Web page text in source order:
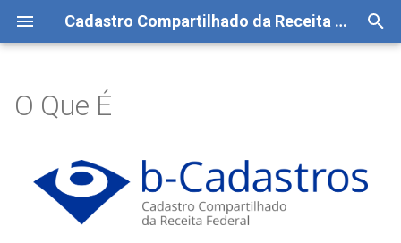
Cadastro Compartilhado da Receita Federal
Público-Alvo
Gestão da Rede
Modelo de Responsabilidade
Compartilhada
Preparação
Execução
Como consultar
Como replicar
Manutenção do Peer
Cadastro de Pessoa Física
Cadastro de Pessoa Jurídica
Cadastro Nacional de Obras
O Que É